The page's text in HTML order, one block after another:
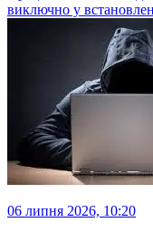
виключно у
06 липня 2026, 10:20